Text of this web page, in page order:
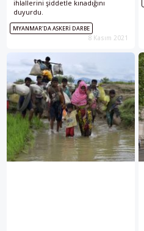
ihlallerini şiddetle kınadığını
duyurdu.
MYANMAR'DA ASKERI DARBE
8 Kasım 2021